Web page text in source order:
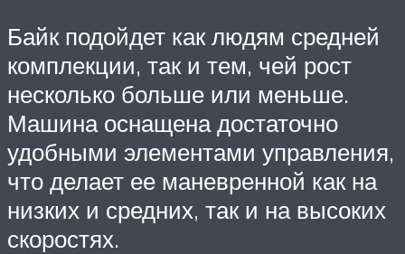
Байк подойдет как людям средней
комплекции, так и тем, чей рост
несколько больше или меньше.
Машина оснащена достаточно
удобными элементами управления,
что делает ее маневренной как на
низких и средних, так и на высоких
скоростях.